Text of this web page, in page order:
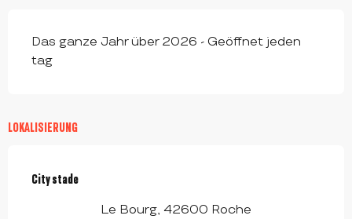
Das ganze Jahr über 2026 - Geöffnet jeden
tag
LOKALISIERUNG
City stade
Le Bourg, 42600 Roche